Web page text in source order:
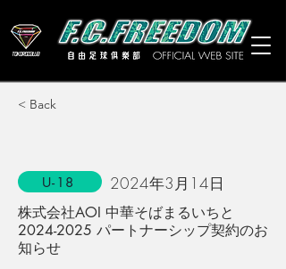
< Back
U-18 2024年3月14日
株式会社AOI 中華そばまるいちと
2024-2025 パートナーシップ契約のお
知らせ